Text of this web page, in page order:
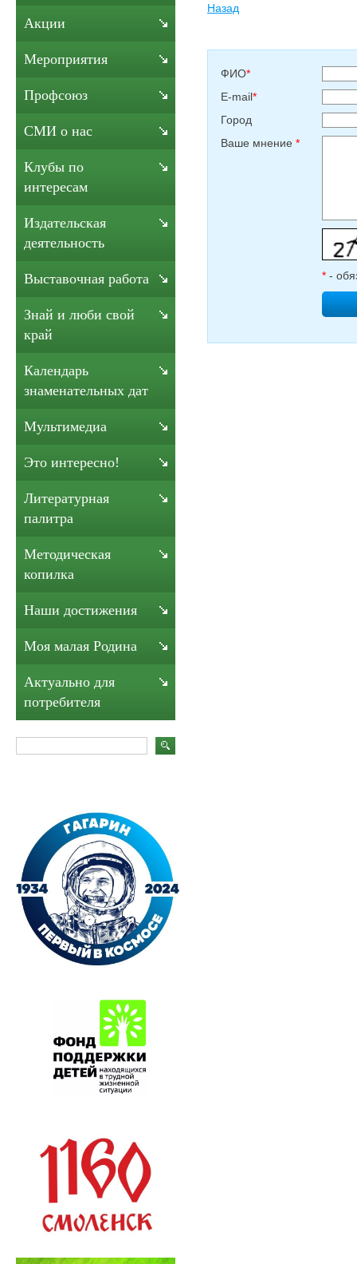
Назад
ФИО*
E-mail*
Город
Ваше мнение *
* -
Акции
Мероприятия
Профсоюз
СМИ о нас
Клубы по
интересам
Издательская
деятельность
Выставочная работа
Знай и люби свой
край
Календарь
знаменательных дат
Мультимедиа
Это интересно!
Литературная
палитра
Методическая
копилка
Наши достижения
Моя малая Родина
Актуально для
потребителя